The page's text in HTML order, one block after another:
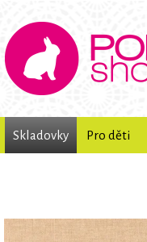
Skladovky Pro děti